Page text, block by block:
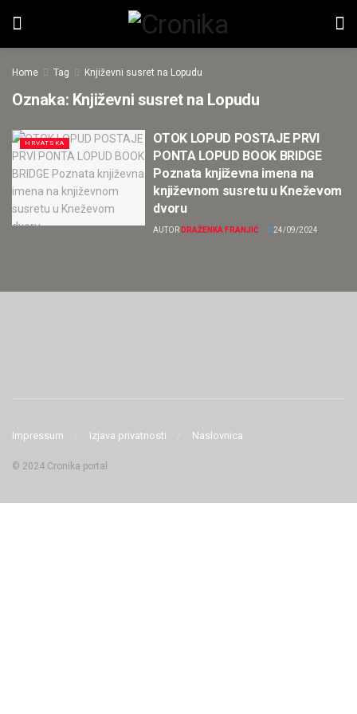
Home Tag Književni susret na Lopudu
Oznaka: Književni susret na Lopudu
HRVATSKA
OTOK LOPUD POSTAJE PRVI
PONTA LOPUD BOOK BRIDGE
Poznata književna imena na
književnom susretu u Kneževom
dvoru
AUTOR DRAŽENKA FRANJIĆ 24/09/2024
Impressum Izjava privatnosti Naslovnica
© 2024 Cronika portal